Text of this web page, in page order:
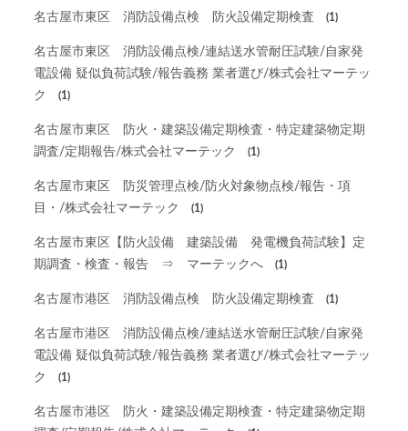
名古屋市東区 消防設備点検 防火設備定期検査 (1)
名古屋市東区 消防設備点検/連結送水管耐圧試験/自家発
電設備 疑似負荷試験/報告義務 業者選び/株式会社マーテッ
ク
(1)
名古屋市東区 防火・建築設備定期検査・特定建築物定期
調査/定期報告/株式会社マーテック
(1)
名古屋市東区 防災管理点検/防火対象物点検/報告・項
目・/株式会社マーテック
(1)
名古屋市東区【防火設備 建築設備 発電機負荷試験】定
期調査・検査・報告 ⇒ マーテックへ
(1)
名古屋市港区 消防設備点検 防火設備定期検査 (1)
名古屋市港区 消防設備点検/連結送水管耐圧試験/自家発
電設備 疑似負荷試験/報告義務 業者選び/株式会社マーテッ
ク
(1)
名古屋市港区 防火・建築設備定期検査・特定建築物定期